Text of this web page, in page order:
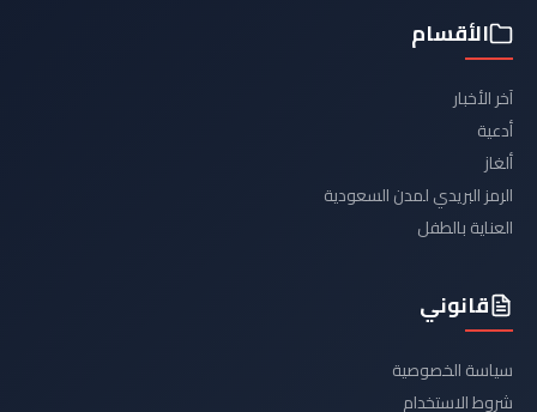
الأقسام
آخر الأخبار
أدعية
ألغاز
الرمز البريدي لمدن السعودية
العناية بالطفل
قانوني
سياسة الخصوصية
شروط الاستخدام